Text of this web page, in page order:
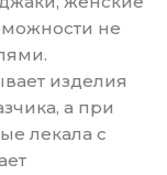
не
изделия
а при
лекала с